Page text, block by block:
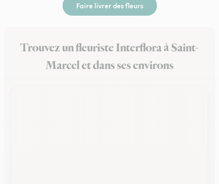
Faire livrer des fleurs
Trouvez un fleuriste Interflora à Saint-
Marcel et dans ses environs